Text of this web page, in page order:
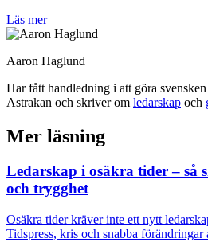
Läs mer
Aaron Haglund
Har fått handledning i att göra
Astrakan och skriver om ledarskap och
Mer läsning
Ledarskap i osäkra tider – så
och trygghet
Osäkra tider kräver inte ett nytt
Tidspress, kris och snabba